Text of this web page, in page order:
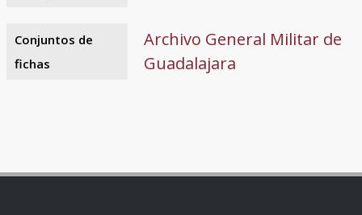
Conjuntos de
fichas
Archivo General Militar de
Guadalajara